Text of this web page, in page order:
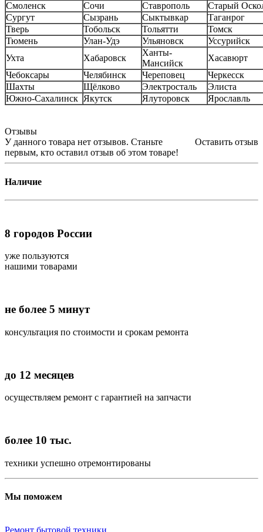
Смоленск
Сочи Ставрополь
Старый
Сургут
Сызрань Сыктывкар
Таганрог
Тверь
Тобольск Тольятти
Томск
Тюмень
Улан-Удэ Ульяновск
Уссурийск
Ухта
Хабаровск
Ханты-
Мансийск
Хасавюрт
Чебоксары
Челябинск Череповец
Черкесск
Шахты
Щёлково Электросталь
Элиста
Южно-Сахалинск Якутск Ялуторовск Ярославль
Отзывы
Оставить отзыв
У данного товара нет отзывов. Станьте
первым, кто оставил отзыв об этом товаре!
Наличие
8 городов России
уже пользуются
нашими товарами
не более 5 минут
консультация по стоимости и срокам ремонта
до 12 месяцев
осуществляем ремонт с гарантией на запчасти
более 10 тыс.
техники успешно отремонтированы
Мы поможем